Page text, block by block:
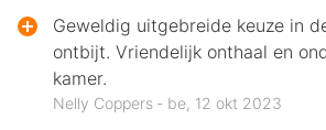
Geweldig uitgebreide keuze in
ontbijt. Vriendelijk onthaal en
kamer.
Nelly Coppers ‐ be, 12 okt 2023